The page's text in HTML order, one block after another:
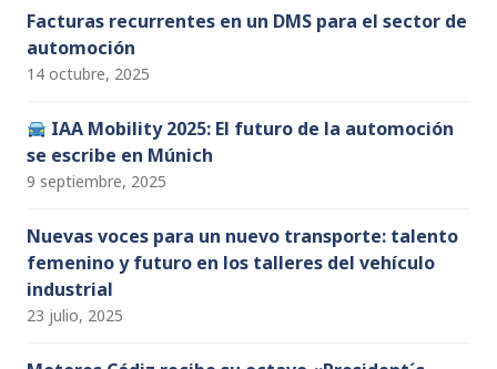
Facturas recurrentes en un DMS para el sector de
automoción
14 octubre, 2025
IAA Mobility 2025: El futuro de la automoción
se escribe en Múnich
9 septiembre, 2025
Nuevas voces para un nuevo transporte: talento
femenino y futuro en los talleres del vehículo
industrial
23 julio, 2025